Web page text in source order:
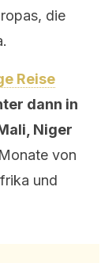
die
Reise
dann in
Niger
von
und